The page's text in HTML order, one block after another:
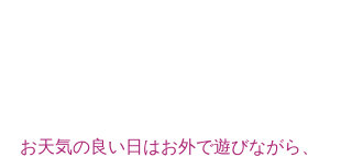
お天気の良い日はお外で遊びながら、